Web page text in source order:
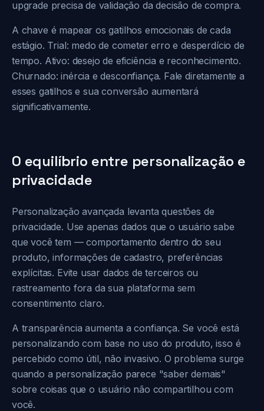
upgrade precisa de validação da decisão de compra.
A chave é mapear os gatilhos emocionais de cada
estágio. Trial: medo de cometer erro e desperdício de
tempo. Ativo: desejo de eficiência e reconhecimento.
Churnado: inércia e desconfiança. Fale diretamente a
esses gatilhos e sua conversão aumentará
significativamente.
O equilíbrio entre personalização e
privacidade
Personalização avançada levanta questões de
privacidade. Use apenas dados que o usuário sabe
que você tem — comportamento dentro do seu
produto, informações de cadastro, preferências
explícitas. Evite usar dados de terceiros ou
rastreamento fora da sua plataforma sem
consentimento claro.
A transparência aumenta a confiança. Se você está
personalizando com base no uso do produto, isso é
percebido como útil, não invasivo. O problema surge
quando a personalização parece "saber demais"
sobre coisas que o usuário não compartilhou com
você.